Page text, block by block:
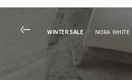
Go backWINTER SALE NORA WHITE